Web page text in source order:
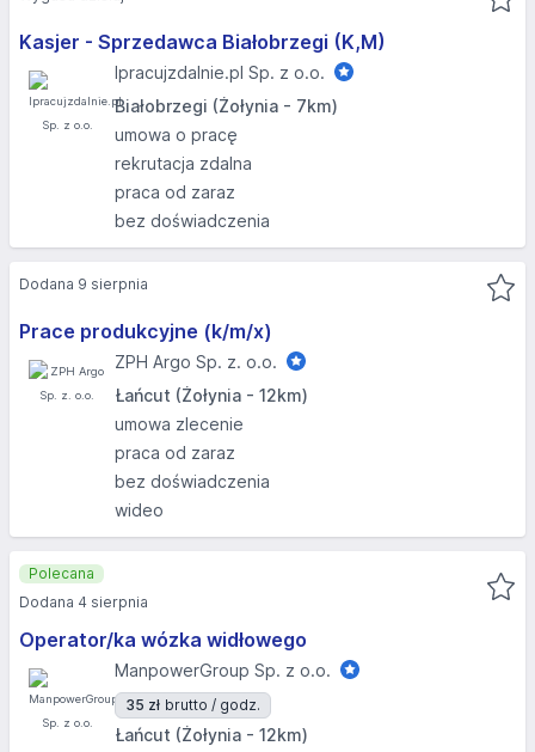
Kasjer - Sprzedawca Białobrzegi (K,M)
Ipracujzdalnie.pl Sp. z o.o.
Białobrzegi (Żołynia - 7km)
umowa o pracę
rekrutacja zdalna
praca od zaraz
bez doświadczenia
Prace produkcyjne (k/m/x)
ZPH Argo Sp. z. o.o.
Łańcut (Żołynia - 12km)
umowa zlecenie
praca od zaraz
bez doświadczenia
wideo
Dodana 9 sierpnia
Operator/ka wózka widłowego
ManpowerGroup Sp. z o.o.
35 zł brutto / godz.
Łańcut (Żołynia - 12km)
Polecana
Dodana 4 sierpnia